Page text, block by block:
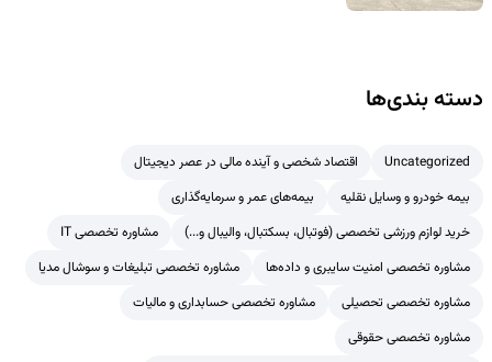
دسته بندی‌ها
Uncategorized
اقتصاد شخصی و آینده مالی در عصر دیجیتال
بیمه خودرو و وسایل نقلیه
بیمه‌های عمر و سرمایه‌گذاری
خرید لوازم ورزشی تخصصی (فوتبال، بسکتبال، والیبال و...)
مشاوره تخصصی IT
مشاوره تخصصی امنیت سایبری و داده‌ها
مشاوره تخصصی تبلیغات و سوشال مدیا
مشاوره تخصصی تحصیلی
مشاوره تخصصی حسابداری و مالیات
مشاوره تخصصی حقوقی